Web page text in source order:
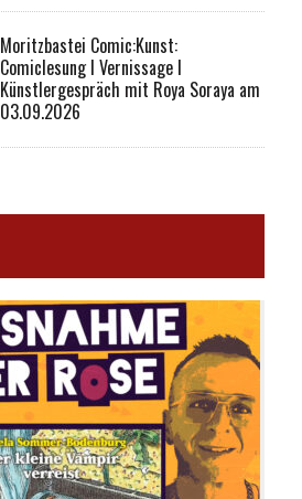
Moritzbastei Comic:Kunst:
Comiclesung I Vernissage I
Künstlergespräch mit Roya Soraya am
03.09.2026